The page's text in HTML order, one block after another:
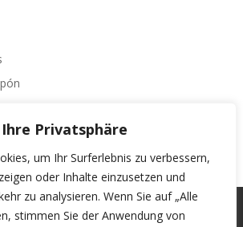
Privatsphäre
um Ihr Surferlebnis zu verbessern,
oder Inhalte einzusetzen und
zu analysieren. Wenn Sie auf „Alle
stimmen Sie der Anwendung von
DE PRIVACIDAD Y PROTECCIÓN DE